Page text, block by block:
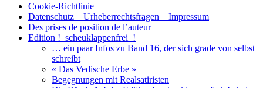
Cookie-Richtlinie
Datenschutz _ Urheberrechtsfragen _ Impressum
Des prises de position de l’auteur
Edition !_scheuklappenfrei_!
… ein paar Infos zu Band 16, der sich grade von selbst
schreibt
« Das Vedische Erbe »
Begegnungen mit Realsatiristen